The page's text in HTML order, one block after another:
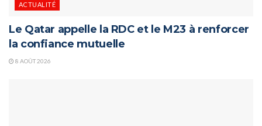
ACTUALITÉ
Le Qatar appelle la RDC et le M23 à renforcer
la confiance mutuelle
8 AOÛT 2026